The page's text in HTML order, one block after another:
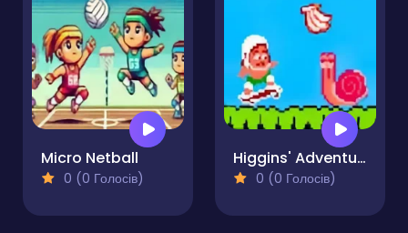
Micro Netball
0 (0 Голосів)
Higgins' Adventure Island
0 (0 Голосів)